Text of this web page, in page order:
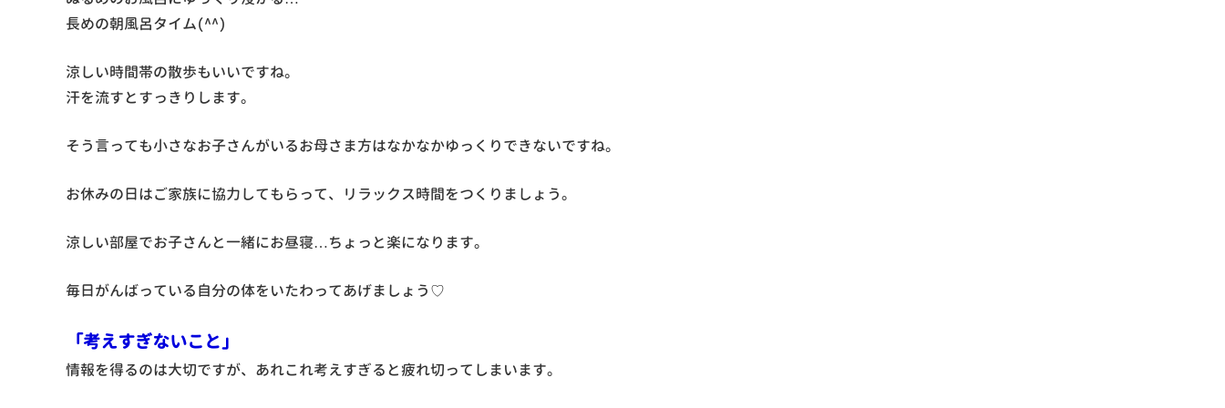
長めの朝風呂タイム(^^)
涼しい時間帯の散歩もいいですね。
汗を流すとすっきりします。
そう言っても小さなお子さんがいるお母さま方はなかなかゆっくりできないですね。
お休みの日はご家族に協力してもらって、リラックス時間をつくりましょう。
涼しい部屋でお子さんと一緒にお昼寝…ちょっと楽になります。
毎日がんばっている自分の体をいたわってあげましょう♡
「考えすぎないこと」
情報を得るのは大切ですが、あれこれ考えすぎると疲れ切ってしまいます。